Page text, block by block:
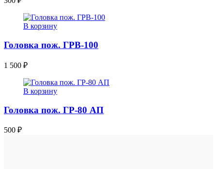
В корзину
Головка пож. ГРВ-100
1 500 ₽
В корзину
Головка пож. ГР-80 АП
500 ₽